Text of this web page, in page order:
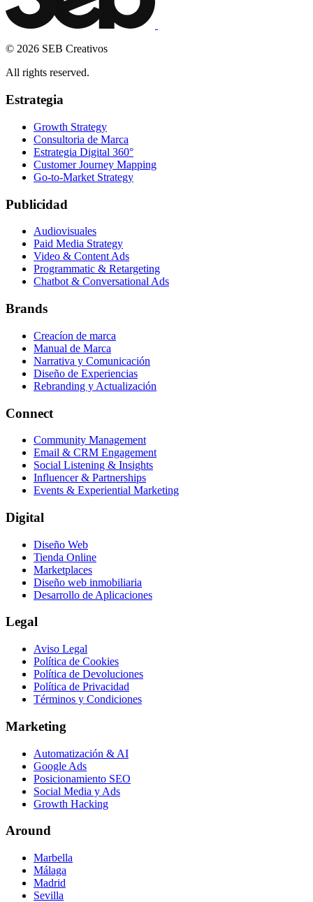
© 2026 SEB Creativos
All rights reserved.
Estrategia
Growth Strategy
Consultoria de Marca
Estrategia Digital 360°
Customer Journey Mapping
Go-to-Market Strategy
Publicidad
Audiovisuales
Paid Media Strategy
Video & Content Ads
Programmatic & Retargeting
Chatbot & Conversational Ads
Brands
Creacíon de marca
Manual de Marca
Narrativa y Comunicación
Diseño de Experiencias
Rebranding y Actualización
Connect
Community Management
Email & CRM Engagement
Social Listening & Insights
Influencer & Partnerships
Events & Experiential Marketing
Digital
Diseño Web
Tienda Online
Marketplaces
Diseño web inmobiliaria
Desarrollo de Aplicaciones
Legal
Aviso Legal
Política de Cookies
Política de Devoluciones
Política de Privacidad
Términos y Condiciones
Marketing
Automatización & AI
Google Ads
Posicionamiento SEO
Social Media y Ads
Growth Hacking
Around
Marbella
Málaga
Madrid
Sevilla